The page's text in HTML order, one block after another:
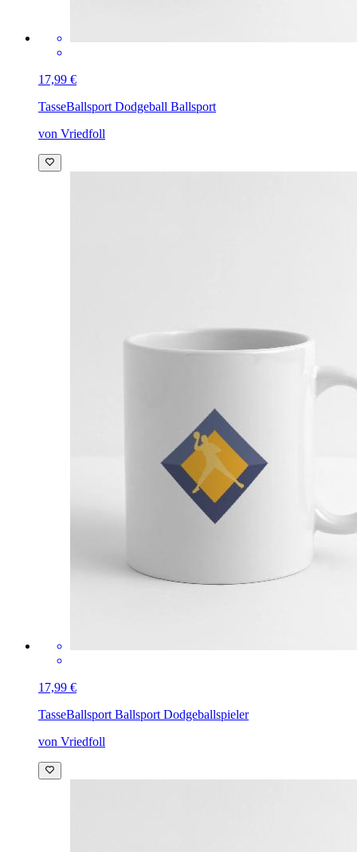
17,99 €
TasseBallsport Dodgeball Ballsport
von Vriedfoll
17,99 €
TasseBallsport Ballsport Dodgeballspieler
von Vriedfoll